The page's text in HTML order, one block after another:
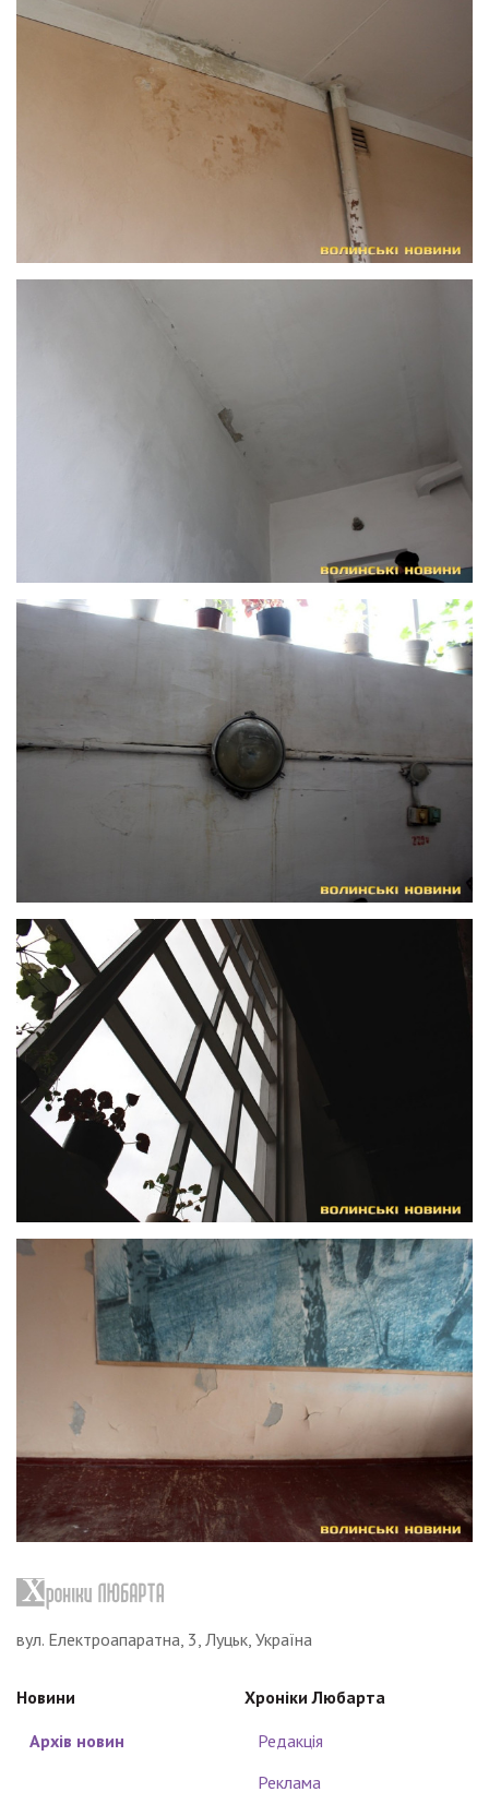
вул. Електроапаратна, 3, Луцьк, Україна
Новини
Архів новин
Хроніки Любарта
Редакція
Реклама